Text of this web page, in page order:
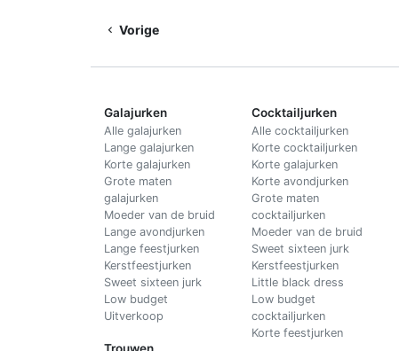
Vorige
Galajurken
Alle galajurken
Lange galajurken
Korte galajurken
Grote maten
galajurken
Moeder van de bruid
Lange avondjurken
Lange feestjurken
Kerstfeestjurken
Sweet sixteen jurk
Low budget
Uitverkoop
Trouwen
Cocktailjurken
Alle cocktailjurken
Korte cocktailjurken
Korte galajurken
Korte avondjurken
Grote maten
cocktailjurken
Moeder van de bruid
Sweet sixteen jurk
Kerstfeestjurken
Little black dress
Low budget
cocktailjurken
Korte feestjurken